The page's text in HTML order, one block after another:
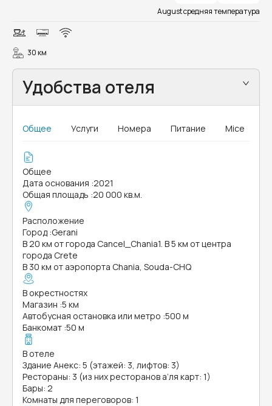
August средняя температура
30 км
Удобства отеля
Общее Услуги Номера Питание Mice
Общее
Дата основания :2021
Общая площадь :20 000 кв.м.
Расположение
Город :Gerani
В 20 км от города Cancel_Chania1. В 5 км от центра
города Crete
В 30 км от аэропорта Chania, Souda-CHQ
В окрестностях
Магазин :5 км
Автобусная остановка или метро :500 м
Банкомат :50 м
В отеле
Здание Анекс: 5 (этажей: 3, лифтов: 3)
Рестораны: 3 (из них ресторанов а’ля карт: 1)
Бары: 2
Комнаты для переговоров: 1